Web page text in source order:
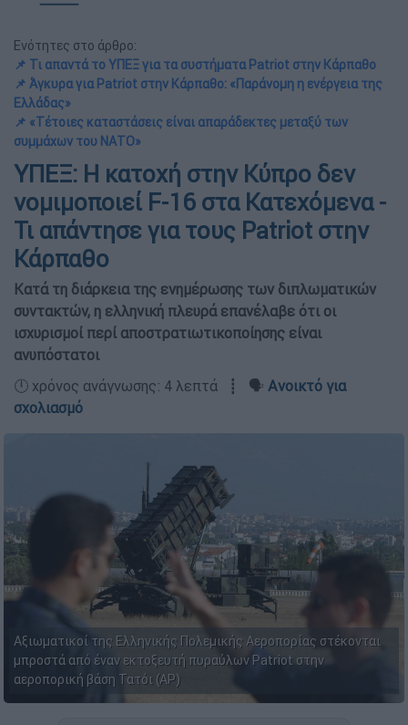
Ενότητες στο άρθρο:
📌 Τι απαντά το ΥΠΕΞ για τα συστήματα Patriot στην Κάρπαθο
📌 Άγκυρα για Patriot στην Κάρπαθο: «Παράνομη η ενέργεια της
Ελλάδας»
📌 «Τέτοιες καταστάσεις είναι απαράδεκτες μεταξύ των
συμμάχων του ΝΑΤΟ»
ΥΠΕΞ: Η κατοχή στην Κύπρο δεν
νομιμοποιεί F-16 στα Κατεχόμενα -
Τι απάντησε για τους Patriot στην
Κάρπαθο
Κατά τη διάρκεια της ενημέρωσης των διπλωματικών
συντακτών, η ελληνική πλευρά επανέλαβε ότι οι
ισχυρισμοί περί αποστρατιωτικοποίησης είναι
ανυπόστατοι
🕛 χρόνος ανάγνωσης: 4 λεπτά ┋ 🗣️ Ανοικτό για
σχολιασμό
Αξιωματικοί της Ελληνικής Πολεμικής Αεροπορίας στέκονται
μπροστά από έναν εκτοξευτή πυραύλων Patriot στην
αεροπορική βάση Τατόι (AP)